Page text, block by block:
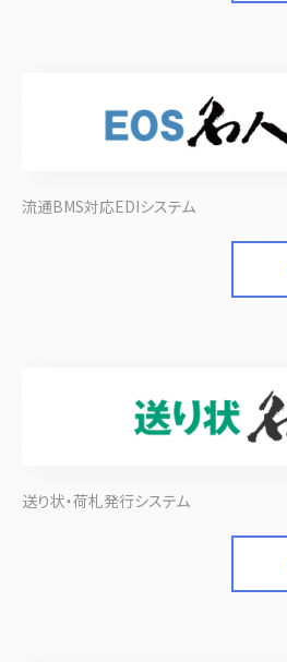
流通BMS対応EDIシステム
送り状・荷札発行システム